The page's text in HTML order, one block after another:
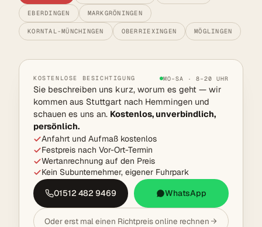
EBERDINGEN MARKGRÖNINGEN
KORNTAL-MÜNCHINGEN OBERRIEXINGEN MÖGLINGEN
KOSTENLOSE BESICHTIGUNG MO–SA · 8–20 UHR
Sie beschreiben uns kurz, worum es geht — wir
kommen aus Stuttgart nach Hemmingen und
schauen es uns an. Kostenlos, unverbindlich,
persönlich.
Anfahrt und Aufmaß kostenlos
Festpreis nach Vor-Ort-Termin
Wertanrechnung auf den Preis
Kein Subunternehmer, eigener Fuhrpark
01512 482 9469
WhatsApp
Oder erst mal einen Richtpreis online rechnen